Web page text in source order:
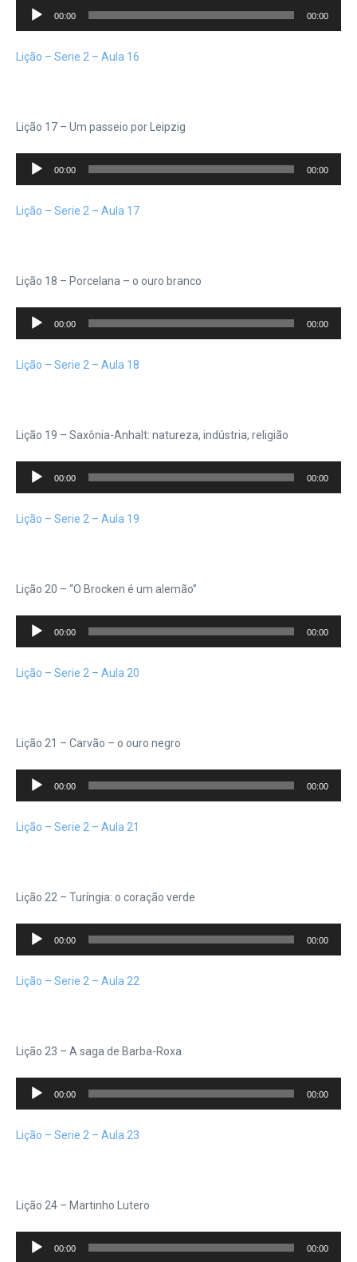
Tocador
00:00 00:00
Lição – Serie 2 – Aula 16
Lição 17 – Um passeio por Leipzig
Tocador
00:00 00:00
Lição – Serie 2 – Aula 17
Lição 18 – Porcelana – o ouro branco
Tocador
00:00 00:00
Lição – Serie 2 – Aula 18
Lição 19 – Saxônia-Anhalt: natureza, indústria, religião
Tocador
00:00 00:00
Lição – Serie 2 – Aula 19
Lição 20 – “O Brocken é um alemão”
Tocador
00:00 00:00
Lição – Serie 2 – Aula 20
Lição 21 – Carvão – o ouro negro
Tocador
00:00 00:00
Lição – Serie 2 – Aula 21
Lição 22 – Turíngia: o coração verde
Tocador
00:00 00:00
Lição – Serie 2 – Aula 22
Lição 23 – A saga de Barba-Roxa
Tocador
00:00 00:00
Lição – Serie 2 – Aula 23
Lição 24 – Martinho Lutero
Tocador
00:00 00:00